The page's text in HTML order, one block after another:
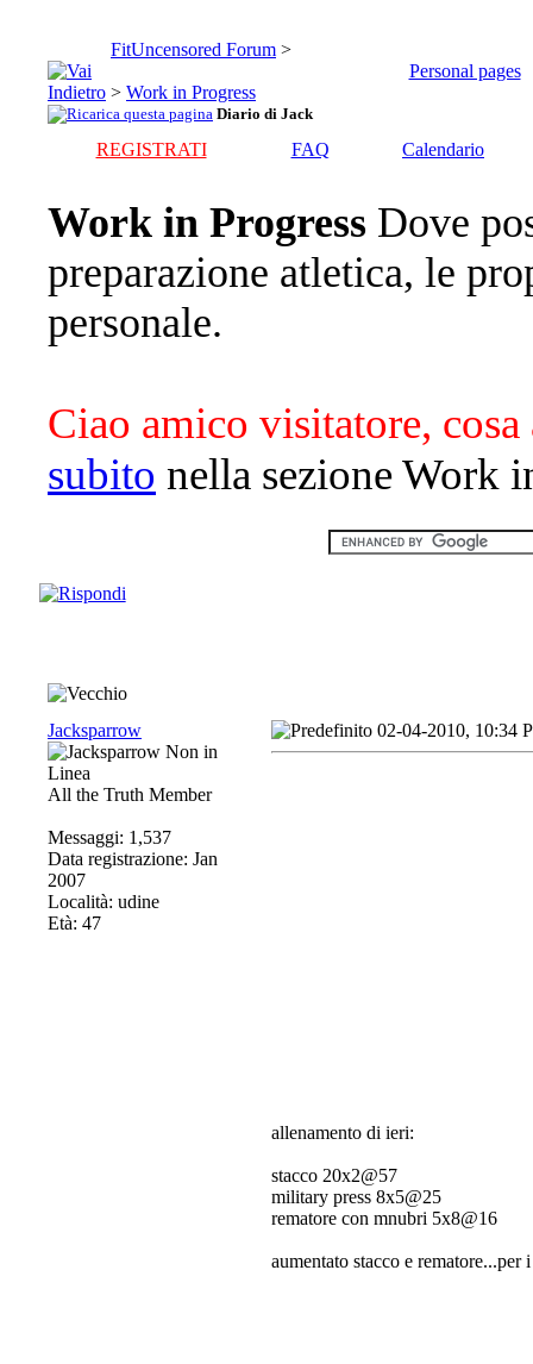
FitUncensored Forum >
Personal pages
> Work in Progress
Diario di Jack
REGISTRATI FAQ Calendario
Work in Progress Dove
preparazione atletica, le
personale.
Ciao amico visitatore, cosa
subito nella sezione Work
Jacksparrow
All the Truth Member
Messaggi: 1,537
Data registrazione: Jan
2007
Località: udine
Età: 47
02-04-2010, 10:34
allenamento di ieri:
stacco 20x2@57
military press 8x5@25
rematore con mnubri 5x8@16
aumentato stacco e